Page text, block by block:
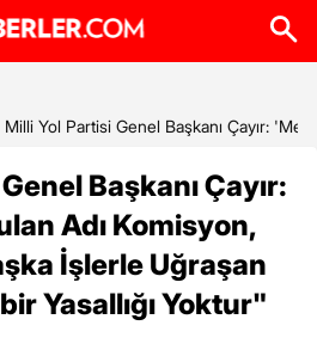
Milli Yol Partisi Genel Başkanı Çayır:
Başkanı Çayır:
Adı Komisyon,
İşlerle Uğraşan
Yasallığı Yoktur"